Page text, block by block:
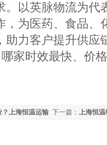
。以英脉物流为代
，为医药、食品、
助力客户提升供应
家时效最快、价
下一篇： 上海恒
上海恒温运输